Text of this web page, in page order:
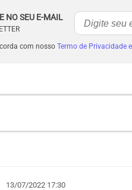
NO SEU E-MAIL
com nosso Termo de Privacidade
13/07/2022 17:30